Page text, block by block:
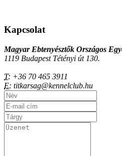
Kapcsolat
Magyar Ebtenyésztők Országos
1119 Budapest Tétényi út 130.
T: +36 70 465 3911
E: titkarsag@kennelclub.hu